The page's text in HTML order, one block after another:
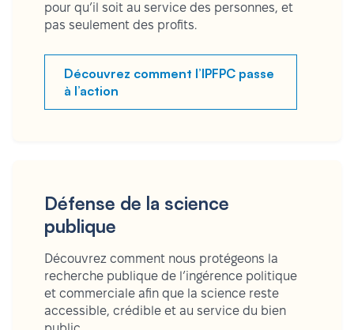
pour qu’il soit au service des personnes, et
pas seulement des profits.
Découvrez comment l’IPFPC passe
à l’action
Défense de la science
publique
Découvrez comment nous protégeons la
recherche publique de l’ingérence politique
et commerciale afin que la science reste
accessible, crédible et au service du bien